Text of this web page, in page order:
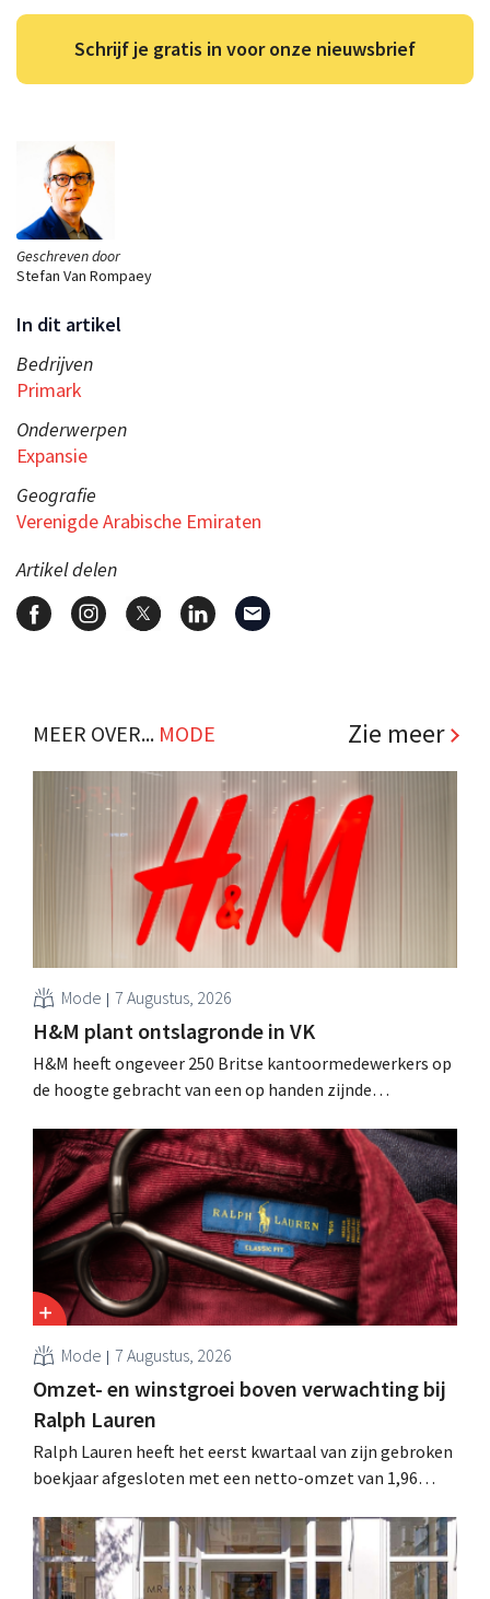
Geschreven door
Stefan Van Rompaey
In dit artikel
Bedrijven
Primark
Onderwerpen
Expansie
Geografie
Verenigde Arabische Emiraten
Artikel delen
Schrijf je gratis in voor onze nieuwsbrief
MEER OVER... MODE Zie meer
Mode 7 Augustus, 2026
H&M plant ontslagronde in VK
H&M heeft ongeveer 250 Britse kantoormedewerkers op
de hoogte gebracht van een op handen zijnde
sanering volgt op eerdere ingrepen in Nederland, België
en Spanje waarbij al honderden jobs verloren gingen.
Mode 7 Augustus, 2026
Omzet- en winstgroei boven verwachting bij
Ralph Lauren
Ralph Lauren heeft het eerst kwartaal van zijn gebroken
boekjaar afgesloten met een netto-omzet van 1,96
is dan een jaar eerder. Na die beter dan verwachte start
verhoogt het bedrijf ook zijn vooruitzichten voor het
volledige boekjaar.